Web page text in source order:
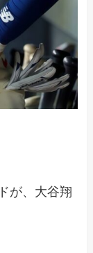
が、大谷翔